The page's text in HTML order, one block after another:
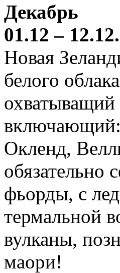
Декабрь
01.12 –
Новая
белого
включающий:
Окленд,
обязательно
фьорды, с
термальной
вулканы,
маори!